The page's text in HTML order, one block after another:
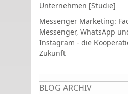
Unternehmen [Studie]
Messenger Marketing:
Messenger, WhatsApp
Instagram - die
Zukunft
BLOG ARCHIV
Seiten